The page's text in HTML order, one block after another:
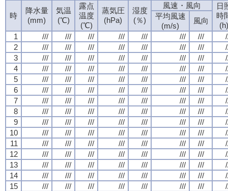
時
降水量
(mm)
気温
(℃)
露点
温度
(℃)
蒸気圧
(hPa)
湿度
(％)
風速・風向
日
時
(h)
平均風速
(m/s)
風向
1
/// /// /// /// /// /// ///
2
/// /// /// /// /// /// ///
3
/// /// /// /// /// /// ///
4
/// /// /// /// /// /// ///
5
/// /// /// /// /// /// ///
6
/// /// /// /// /// /// ///
7
/// /// /// /// /// /// ///
8
/// /// /// /// /// /// ///
9
/// /// /// /// /// /// ///
10
/// /// /// /// /// /// ///
11
/// /// /// /// /// /// ///
12
/// /// /// /// /// /// ///
13
/// /// /// /// /// /// ///
14
/// /// /// /// /// /// ///
15
/// /// /// /// /// /// ///